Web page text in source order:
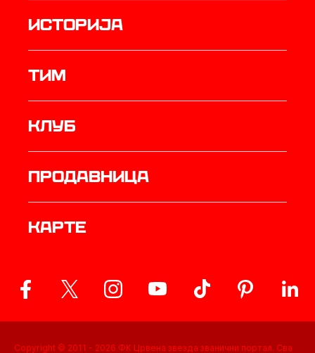
историја
ТИМ
Клуб
продавница
Карте
Copyright © 2011 - 2026 ФК Црвена звезда званични портал. Сва